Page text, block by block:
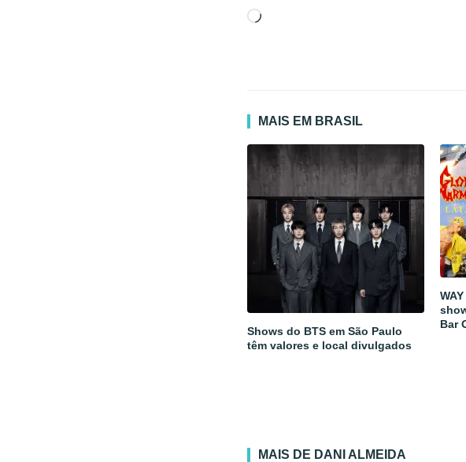
Carregando...
MAIS EM BRASIL
Shows do BTS em São Paulo
têm valores e local divulgados
Bar
MAIS DE DANI ALMEIDA